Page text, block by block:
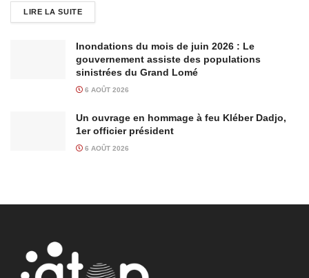
LIRE LA SUITE
Inondations du mois de juin 2026 : Le
gouvernement assiste des populations
sinistrées du Grand Lomé
6 AOÛT 2026
Un ouvrage en hommage à feu Kléber Dadjo,
1er officier président
6 AOÛT 2026